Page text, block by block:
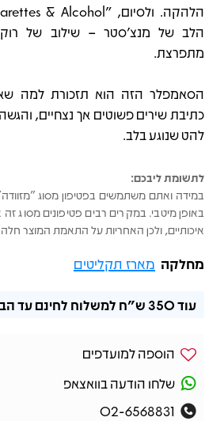
הלב של מנצ'סטר – שילוב של
מתפרצת.
הסאמפלר הזה הוא תזכורת למה
כתיבת שירים פשוטים אך נצחיים,
להט שנוגע בלב.
לתשומת ליבכם:
במידה ואתם משתמשים בפטיפון מסוג
באופן מיטבי. במקרים רבים פטיפונים מסוג
איכותיים, ולכן האחריות על התאמת המוצר
מחלקה מארז תקליטים
עוד350 ש"ח למשלוח לחינם עד
הוספה למועדפים
שלחו הודעה בוואצאפ
02-6568831